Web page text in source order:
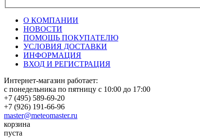
О КОМПАНИИ
НОВОСТИ
ПОМОЩЬ ПОКУПАТЕЛЮ
УСЛОВИЯ ДОСТАВКИ
ИНФОРМАЦИЯ
ВХОД И РЕГИСТРАЦИЯ
Интернет-магазин работает:
с понедельника по пятницу с 10:00 до 17:00
+7 (495) 589-69-20
+7 (926) 191-66-96
master@meteomaster.ru
корзина
пуста